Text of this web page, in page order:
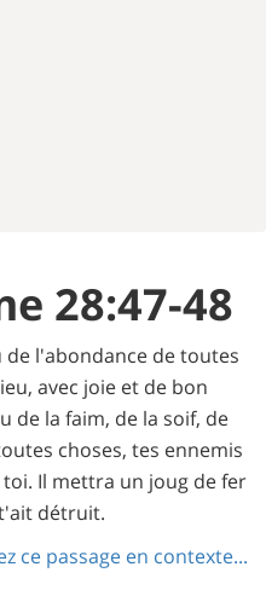
28:47-48
l'abondance de toutes
avec joie et de bon
de la faim, de la soif, de
choses, tes ennemis
Il mettra un joug de fer
détruit.
ce passage en contexte...